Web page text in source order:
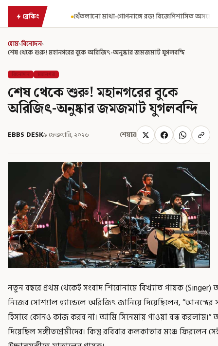
ব্রেকিং
রড! বিজেপিশাসিত অসমে নাবালিকার নৃশংস পরিণতি ব্রড
হোম›বিনোদন›
শেষ থেকে শুরু! মহানগরের বুকে অরিজিৎ-অনুষ্কার জমজমাট যুগলবন্দি
বিনোদন মহানগর
শেষ থেকে শুরু! মহানগরের বুকে
অরিজিৎ-অনুষ্কার জমজমাট যুগলবন্দি
EBBS DESK৯ ফেব্রুয়ারি, ২০২৬ শেয়ার
নতুন বছরে প্রথম থেকেই সংবাদ শিরোনামে বিখ্যাত গায়ক
নিজের সোশ্যাল হ্যান্ডেলে অরিজিৎ জানিয়ে দিয়েছিলেন,
হিসাবে কোনও কাজ করব না। আমি সিনেমায় গাওয়া বন্ধ করলাম।”
দিয়েছিল সঙ্গীতপ্রেমীদের। কিন্তু রবিবার কলকাতার মঞ্চে ফিরলেন